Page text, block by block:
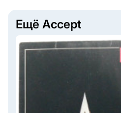
Ещё Accept